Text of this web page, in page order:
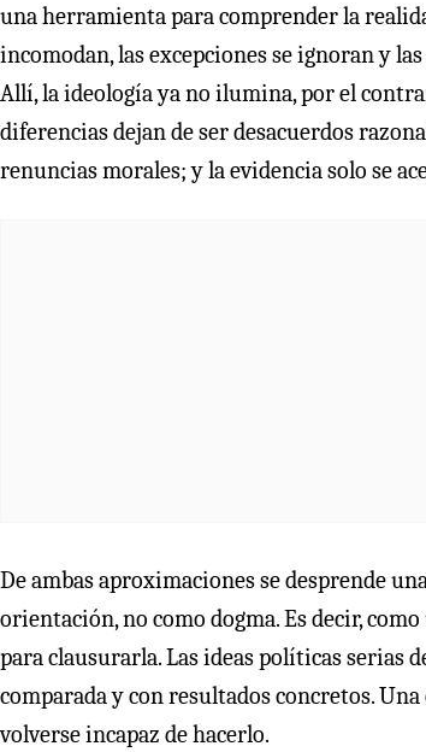
una herramienta para comprender la
incomodan, las excepciones se ignoran y
Allí, la ideología ya no ilumina, por el
diferencias dejan de ser desacuerdos
renuncias morales; y la evidencia solo se
De ambas aproximaciones se desprende
orientación, no como dogma. Es decir,
para clausurarla. Las ideas políticas serias
comparada y con resultados concretos.
volverse incapaz de hacerlo.